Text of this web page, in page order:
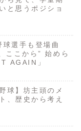
と思うポジショ
選手も登場曲
AGAIN」
球】坊主頭のメ
、歴史から考え